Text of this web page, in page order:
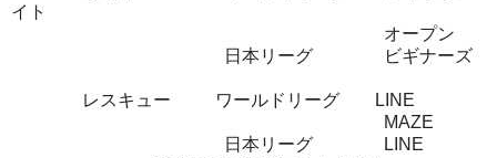
イト
オープン
日本リーグ ビギナーズ
レスキュー ワールドリーグ LINE
MAZE
日本リーグ LINE